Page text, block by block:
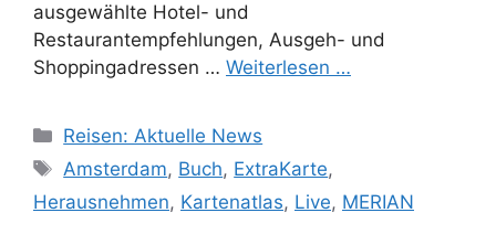
ausgewählte Hotel- und
Restaurantempfehlungen, Ausgeh- und
Shoppingadressen … Weiterlesen …
Kategorien
Reisen: Aktuelle News
Schlagwörter
Amsterdam, Buch, ExtraKarte,
Herausnehmen, Kartenatlas, Live, MERIAN